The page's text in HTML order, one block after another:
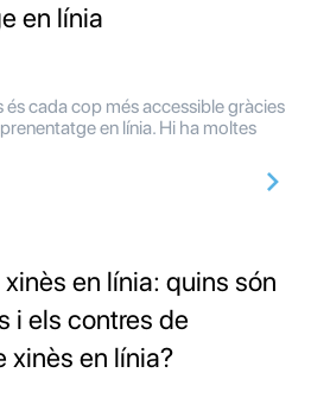
en línia
és cada cop més accessible gràcies
en línia. Hi ha moltes
en línia: quins són
i els contres de
xinès en línia?